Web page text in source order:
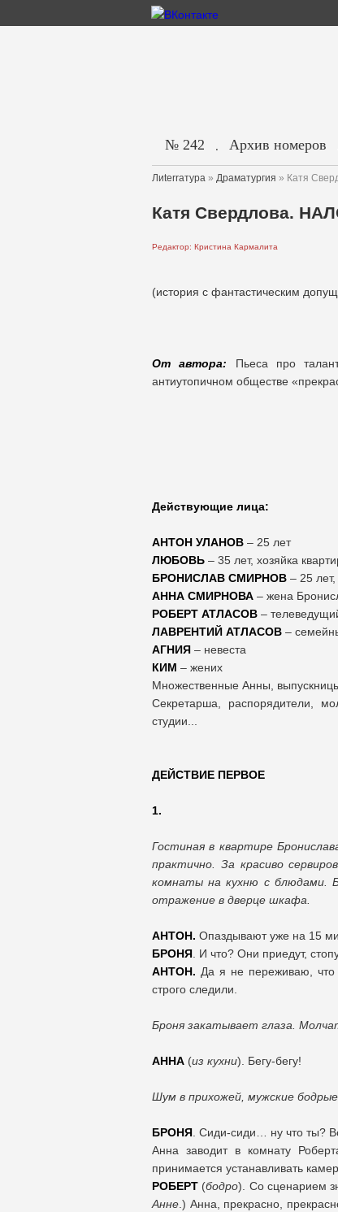
№ 242 . Архив номеров
Лиterraтура » Драматургия » Катя
Катя Свердлова.
Редактор: Кристина Кармалита
(история с фантастическим
От автора: Пьеса про
антиутопичном обществе
Антону
молодому
Действующие лица:
АНТОН УЛАНОВ – 25 лет
ЛЮБОВЬ – 35 лет, хозяйка
БРОНИСЛАВ СМИРНОВ – 25
АННА СМИРНОВА – жена
РОБЕРТ АТЛАСОВ –
ЛАВРЕНТИЙ АТЛАСОВ –
АГНИЯ – невеста
КИМ – жених
Множественные Анны,
Секретарша, распорядители,
студии...
ДЕЙСТВИЕ ПЕРВОЕ
1.
Гостиная в квартире
практично. За красиво
комнаты на кухню с блюдами.
отражение в дверце шкафа.
АНТОН. Опаздывают уже на 15
БРОНЯ . И что? Они приедут,
АНТОН. Да я не переживаю, что
строго следили.
Броня закатывает глаза.
АННА (из кухни). Бегу-бегу!
Шум в прихожей, мужские
БРОНЯ . Сиди-сиди… ну что ты?
Анна заводит в комнату
принимается устанавливать
РОБЕРТ (бодро). Со сценарием
Анне .) Анна, прекрасно,